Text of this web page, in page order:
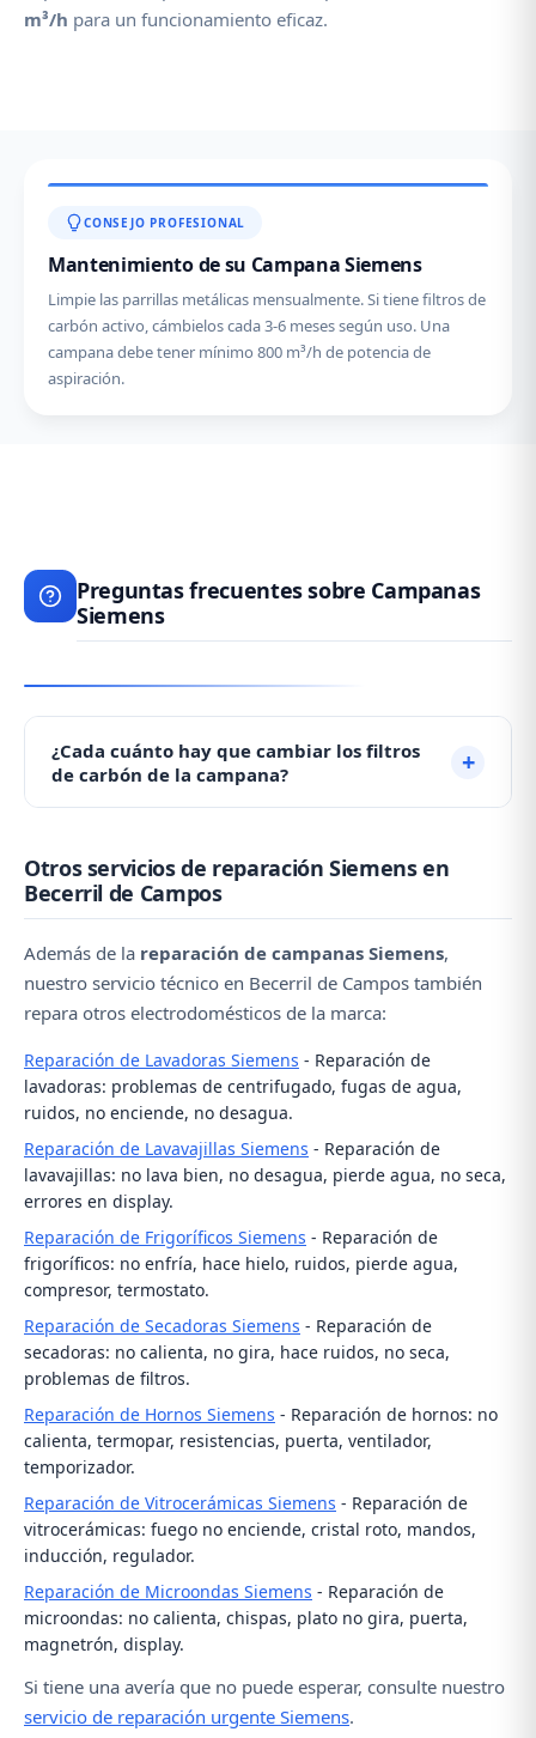
m³/h para un funcionamiento eficaz.
CONSEJO PROFESIONAL
Mantenimiento de su Campana Siemens
Limpie las parrillas metálicas mensualmente. Si tiene filtros de
carbón activo, cámbielos cada 3-6 meses según uso. Una
campana debe tener mínimo 800 m³/h de potencia de
aspiración.
Preguntas frecuentes sobre Campanas
Siemens
¿Cada cuánto hay que cambiar los filtros
de carbón de la campana?
6 meses dependiendo del uso. Las parrillas
metálicas deben limpiarse mensualmente. Una
aspiración.
Otros servicios de reparación Siemens en
Becerril de Campos
Además de la reparación de campanas Siemens,
nuestro servicio técnico en Becerril de Campos también
repara otros electrodomésticos de la marca:
Reparación de Lavadoras Siemens - Reparación de
lavadoras: problemas de centrifugado, fugas de agua,
ruidos, no enciende, no desagua.
Reparación de Lavavajillas Siemens - Reparación de
lavavajillas: no lava bien, no desagua, pierde agua, no seca,
errores en display.
Reparación de Frigoríficos Siemens - Reparación de
frigoríficos: no enfría, hace hielo, ruidos, pierde agua,
compresor, termostato.
Reparación de Secadoras Siemens - Reparación de
secadoras: no calienta, no gira, hace ruidos, no seca,
problemas de filtros.
Reparación de Hornos Siemens - Reparación de hornos: no
calienta, termopar, resistencias, puerta, ventilador,
temporizador.
Reparación de Vitrocerámicas Siemens - Reparación de
vitrocerámicas: fuego no enciende, cristal roto, mandos,
inducción, regulador.
Reparación de Microondas Siemens - Reparación de
microondas: no calienta, chispas, plato no gira, puerta,
magnetrón, display.
Si tiene una avería que no puede esperar, consulte nuestro
servicio de reparación urgente Siemens.